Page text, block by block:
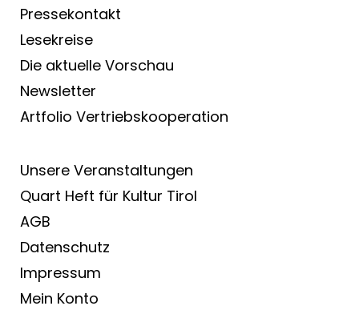
Pressekontakt
Lesekreise
Die aktuelle Vorschau
Newsletter
Artfolio Vertriebs­kooperation
Unsere Veranstaltungen
Quart Heft für Kultur Tirol
AGB
Datenschutz
Impressum
Mein Konto